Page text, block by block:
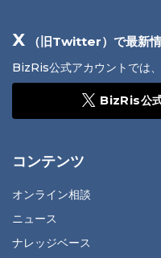
X （旧Twitter）で最新
BizRis公式アカウントでは
BizRis公
コンテンツ
オンライン相談
ニュース
ナレッジベース